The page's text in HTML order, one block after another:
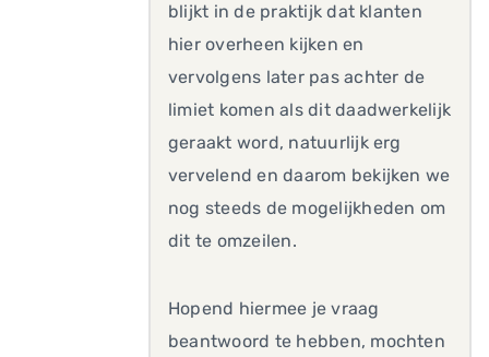
blijkt in de praktijk dat klanten
hier overheen kijken en
vervolgens later pas achter de
limiet komen als dit daadwerkelijk
geraakt word, natuurlijk erg
vervelend en daarom bekijken we
nog steeds de mogelijkheden om
dit te omzeilen.
Hopend hiermee je vraag
beantwoord te hebben, mochten